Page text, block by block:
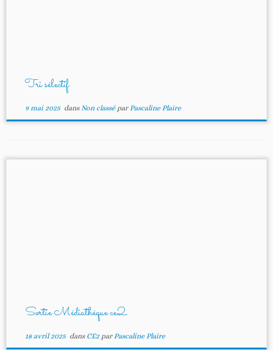
Tri sélectif
9 mai 2025dansNon classé parPascaline Plaire
Sortie Médiathèque ce2
18 avril 2025dans CE2 parPascaline Plaire